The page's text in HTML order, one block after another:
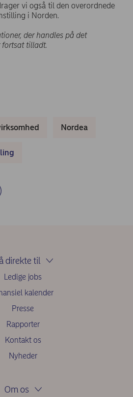
vi også til den overordnede
i Norden.
der handles på det
fortsat tilladt.
Nordea
direkte til
Ledige jobs
kalender
Presse
Rapporter
Kontakt os
Nyheder
Om os